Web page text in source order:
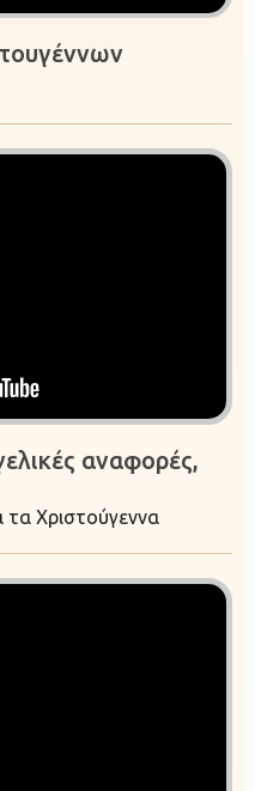
αναφορές,
τα Χριστούγεννα